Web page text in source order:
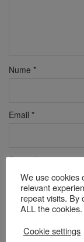
Nume *
Email *
Site web
Verificare
Click
We use cookies
relevant
repeat visits. By
ALL the cookies.
Cookie settings